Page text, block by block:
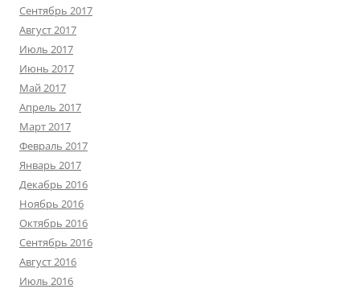
Сентябрь 2017
Август 2017
Июль 2017
Июнь 2017
Май 2017
Апрель 2017
Март 2017
Февраль 2017
Январь 2017
Декабрь 2016
Ноябрь 2016
Октябрь 2016
Сентябрь 2016
Август 2016
Июль 2016